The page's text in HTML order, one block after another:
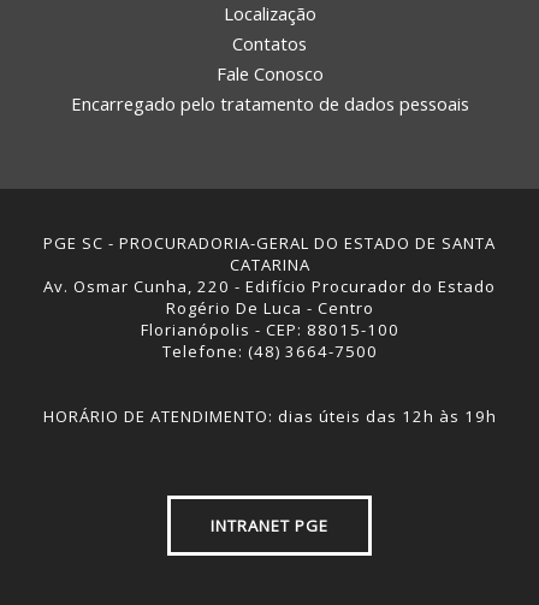
Localização
Contatos
Fale Conosco
Encarregado pelo tratamento de dados pessoais
PGE SC - PROCURADORIA-GERAL DO ESTADO DE SANTA
CATARINA
Av. Osmar Cunha, 220 - Edifício Procurador do Estado
Rogério De Luca - Centro
Florianópolis - CEP: 88015-100
Telefone: (48) 3664-7500
HORÁRIO DE ATENDIMENTO: dias úteis das 12h às 19h
INTRANET PGE